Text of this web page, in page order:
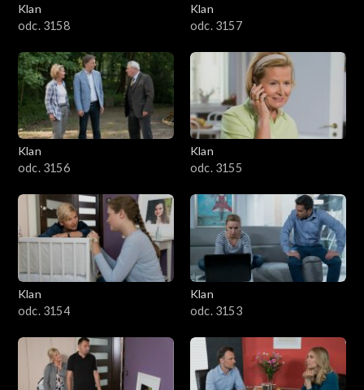
Klan
odc. 3158
Klan
odc. 3157
Klan
odc. 3156
Klan
odc. 3155
Klan
odc. 3154
Klan
odc. 3153